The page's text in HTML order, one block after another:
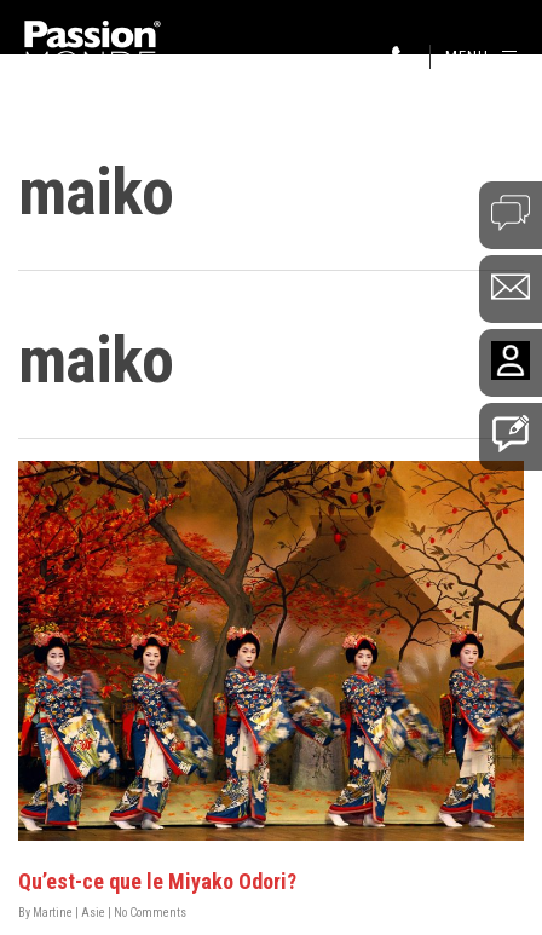
MENU
maiko
maiko
Qu’est-ce que le Miyako Odori?
By Martine Asie No Comments